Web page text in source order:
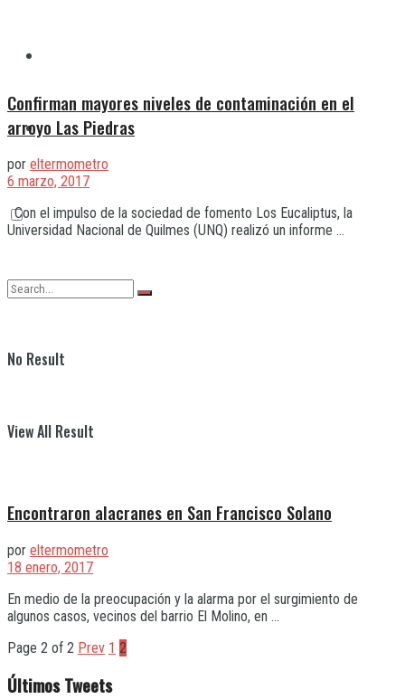
Varela
No Result
View All Result
Confirman mayores niveles de contaminación en el
arroyo Las Piedras
por eltermometro
6 marzo, 2017
Con el impulso de la sociedad de fomento Los Eucaliptus, la
Universidad Nacional de Quilmes (UNQ) realizó un informe ...
Encontraron alacranes en San Francisco Solano
por eltermometro
18 enero, 2017
En medio de la preocupación y la alarma por el surgimiento de
algunos casos, vecinos del barrio El Molino, en ...
Page 2 of 2 Prev 1 2
Últimos Tweets